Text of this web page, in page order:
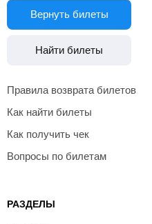
Вернуть билеты
Найти билеты
Правила возврата билетов
Как найти билеты
Как получить чек
Вопросы по билетам
РАЗДЕЛЫ